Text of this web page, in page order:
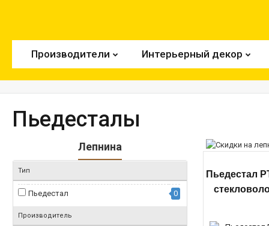
Производители Интерьерный декор
Пьедесталы
Лепнина
Тип
Пьедестал 0
Производитель
Пьедестал